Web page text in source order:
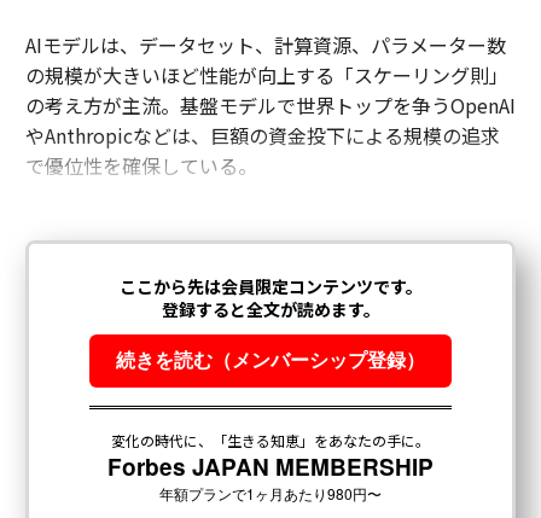
AIモデルは、データセット、計算資源、パラメーター数
の規模が大きいほど性能が向上する「スケーリング則」
の考え方が主流。基盤モデルで世界トップを争うOpenAI
やAnthropicなどは、巨額の資金投下による規模の追求
で優位性を確保している。